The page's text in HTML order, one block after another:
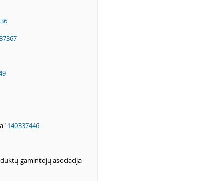
140337446
gamintojų asociacija